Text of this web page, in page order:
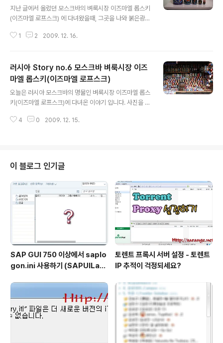
지난 글에서 올렸던 모스크바의 벼룩시장 이즈마엘 롭스키
(이즈마엘 로프스크) 에 다녀왔을때, 그곳을 나와 붉은광장
거의 다른 분들의 사진을 담았기에, 배경만인 사진이 몇장
차후에 다시 방문하여 하나하나 찍기로 하고~ 오늘은 마트
로시카(Матрёшка - 마뜨료쉬까) 사진을 몇 장 올리겠
습니다. 이즈마엘 롭스키에서 1300 루블 짜리를 흥정을
하고 하고... 딸까지 얘기하며 깎은게 300루블 이었습니
다. 결국 1000루블에 구매했으니... 한화로는 52000원
정도를 깎아서 4만원 정도에 산 셈이네요. 좀 저렴한 녀석
1 2 2009. 12. 16.
러시아 Story no.6 모스크바 벼룩시장 이즈
마엘 롭스키(이즈마엘 로프스크)
오늘은 러시아 모스크바의 명물인 벼룩시장 이즈마엘 롭스
키(이즈마엘 로프스크)에 다녀온 이야기 입니다. 사진을 많
보니.. 실력이 모자란 제가 담기엔 노출이 오버되는 경우가
로 자리 잡았기에, 입구에서 입장료로 10루블(400원정도)
를 받습니다. 아무래도 평일이 가격이 저렴하며, 휴일은 평
소보다 가격을 올려 부른다고 하는군요. 다만, 벼룩시장의
특성상 흥정만 잘 하면 저렴하게 구입할 수도 있으나, 역시
나 기본적으로 부르는 가격이 틀리기에 아무래도 평일에
구입하는게 저렴하다고 합..
4 0 2009. 12. 15.
이 블로그 인기글
SAP GUI 750 이상에서 saplo
gon.ini 사용하기 (SAPUILan
토렌트 프록시 서버 설정 - 토렌트
IP 추적이 걱정되세요?